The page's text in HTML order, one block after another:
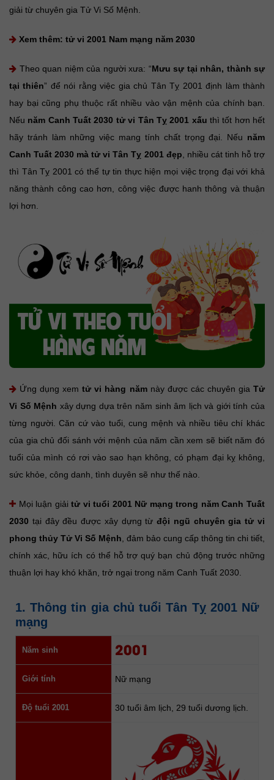
giải từ chuyên gia Tử Vi Số Mệnh.
Xem thêm: tử vi 2001 Nam mạng năm 2030
Theo quan niệm của người xưa: “Mưu sự tại nhân, thành sự
tại thiên” để nói rằng việc gia chủ Tân Tỵ 2001 định làm thành
hay bại cũng phụ thuộc rất nhiều vào vận mệnh của chính bạn.
Nếu năm Canh Tuất 2030 tử vi Tân Tỵ 2001 xấu thì tốt hơn hết
hãy tránh làm những việc mang tính chất trọng đại. Nếu năm
Canh Tuất 2030 mà tử vi Tân Tỵ 2001 đẹp , nhiều cát tinh hỗ trợ
thì Tân Tỵ 2001 có thể tự tin thực hiện mọi việc trọng đại với khả
năng thành công cao hơn, công việc được hanh thông và thuận
lợi hơn.
Ứng dụng xemtử vi hàng nămnày được các chuyên giaTử
Vi Số Mệnh xây dựng dựa trên năm sinh âm lịch và giới tính của
từng người. Căn cứ vào tuổi, cung mệnh và nhiều tiêu chí khác
của gia chủ đối sánh với mệnh của năm cần xem sẽ biết năm đó
tuổi của mình có rơi vào sao hạn không, có phạm đại kỵ không,
sức khỏe, công danh, tình duyên sẽ như thế nào.
Mọi luận giảitử vi tuổi 2001 Nữ mạng trong năm Canh Tuất
2030 tại đây đều được xây dựng từđội ngũ chuyên gia tử vi
phong thủy Tử Vi Số Mệnh , đảm bảo cung cấp thông tin chi tiết,
chính xác, hữu ích có thể hỗ trợ quý bạn chủ động trước những
thuận lợi hay khó khăn, trở ngại trong năm Canh Tuất 2030.
1. Thông tin gia chủ tuổi Tân Tỵ 2001 Nữ
mạng
Năm sinh 2001
Giới tính Nữ mạng
Độ tuổi 2001 30 tuổi âm lịch, 29 tuổi dương lịch.